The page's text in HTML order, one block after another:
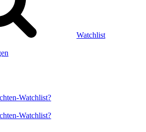
Watchlist
Watchlist?
Watchlist?